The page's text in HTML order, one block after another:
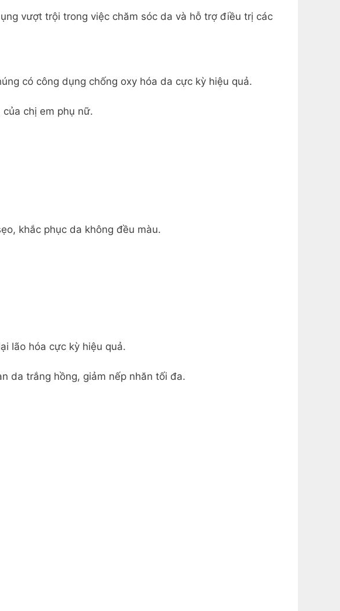
vượt trội trong việc chăm sóc da và hỗ trợ điều trị các
có công dụng chống oxy hóa da cực kỳ hiệu quả.
chị em phụ nữ.
khắc phục da không đều màu.
lão hóa cực kỳ hiệu quả.
da trắng hồng, giảm nếp nhăn tối đa.